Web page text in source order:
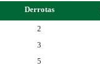
Derrotas
2
3
5